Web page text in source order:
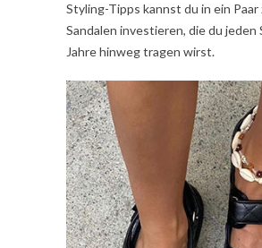
Styling-Tipps kannst du in ein
Sandalen investieren, die du jeden
Jahre hinweg tragen wirst.